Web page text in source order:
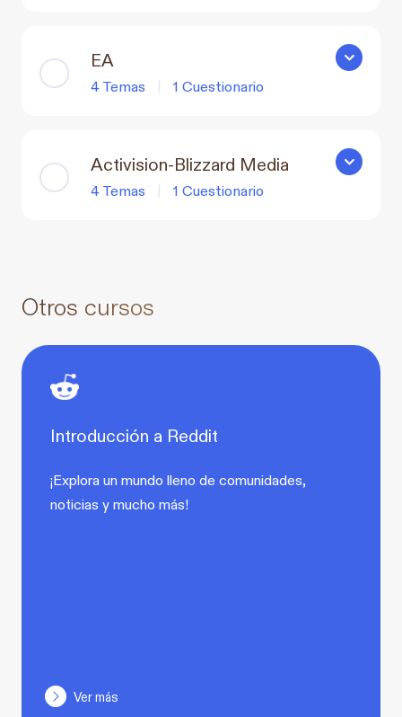
EA
4 Temas | 1 Cuestionario
EA
Activision-Blizzard Media
4 Temas | 1 Cuestionario
Otros cursos
Introducción a Reddit
¡Explora un mundo lleno de comunidades,
noticias y mucho más!
Ver más